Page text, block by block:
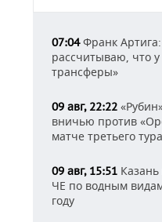
07:04Франк
рассчитываю, что у
трансферы»
09 авг, 22:22
вничью против
матче третьего
09 авг, 15:51
ЧЕ по водным
году